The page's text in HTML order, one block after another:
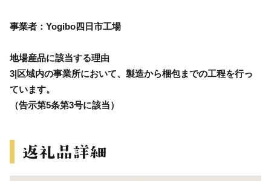
事業者：Yogibo四日市工場
地場産品に該当する理由
3|区域内の事業所において、製造から梱包までの工程を行っ
ています。
（告示第5条第3号に該当）